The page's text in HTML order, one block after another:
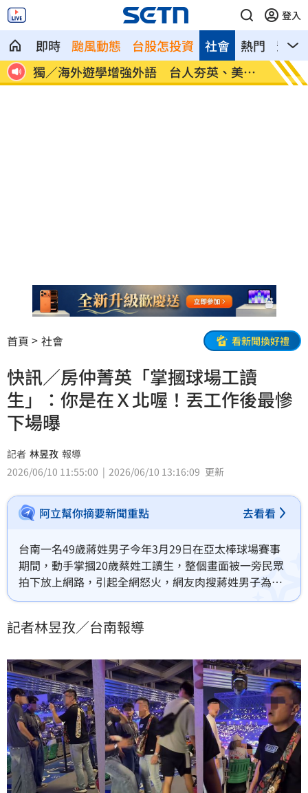
登入
即時 颱風動態 台股怎投資 熱門 影音
社會
30
獨／海外遊學增強外語 台人夯英、美、
加
長尾
因
首頁 社會 看新聞換好禮
快訊／房仲菁英「掌摑球場工讀
生」：你是在Ｘ北喔！丟工作後最慘
下場曝
記者 林昱孜 報導
2026/06/10 11:55:00
2026/06/10 13:16:09 更新
阿立幫你摘要新聞重點 去看看
台南一名49歲蔣姓男子今年3月29日在亞太棒球場賽事
期間，動手掌摑20歲蔡姓工讀生，整個畫面被一旁民眾
拍下放上網路，引起全網怒火，網友肉搜蔣姓男子為幸
福家不動產儲備經理，公司火速發出聲明將其開除，隔
傷害及公然侮辱2罪起訴蔣男，近日法院一審判決出爐，
記者林昱孜／台南報導